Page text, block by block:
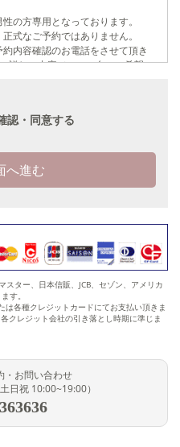
の方専用となっております。
式なご予約ではありません。
内容確認のお電話をさせて頂き
詳しい内容（コース名、ご希望
おります。
人差があります。
含む）の内容、その他、お客様
せていただきます。
れた上で、必要事項をご記入しお
予約完了となります。
認・同意する
スター、日本信販、JCB、セゾン、アメリカ
す。
各種クレジットカードにてお支払い頂きま
クレジット会社の引き落とし時期に準じま
・お問い合わせ
日祝 10:00~19:00）